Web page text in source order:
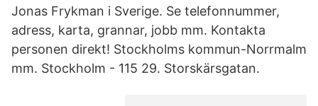
Jonas Frykman i Sverige. Se telefonnummer,
adress, karta, grannar, jobb mm. Kontakta
personen direkt! Stockholms kommun-Norrmalm
mm. Stockholm - 115 29. Storskärsgatan.